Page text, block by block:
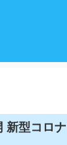
新型コロナ